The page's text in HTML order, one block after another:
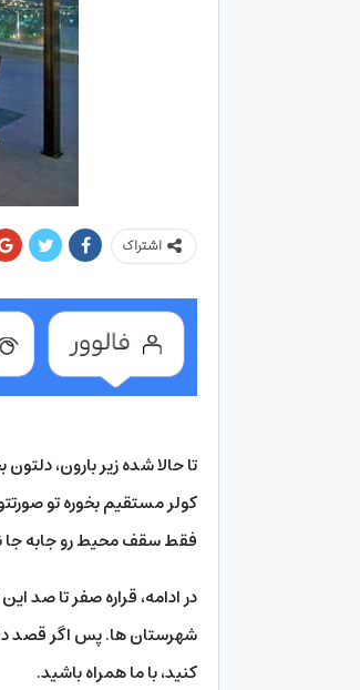
اشتراک
تا حالا شده زیر بارون،
کولر مستقیم بخوره تو
فقط سقف محیط رو جابه جا
در ادامه، قراره صفر تا صد
شهرستان ها. پس اگر قصد
کنید، با ما همراه باشید.